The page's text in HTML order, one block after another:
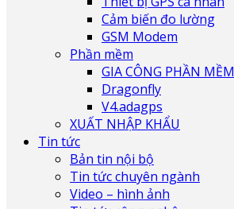
Cảm biến đo lường
GSM Modem
Phần mềm
GIA CÔNG PHẦN MỀM
Dragonfly
V4.adagps
XUẤT NHẬP KHẨU
Tin tức
Bản tin nội bộ
Tin tức chuyên ngành
Video – hình ảnh